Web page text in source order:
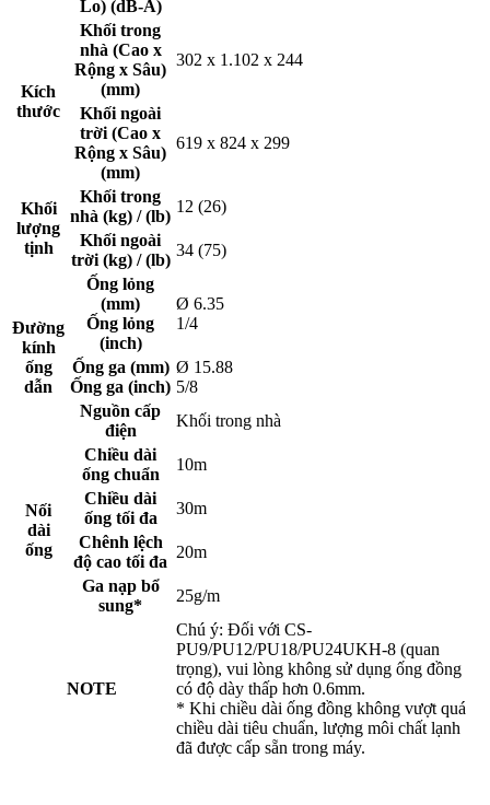
Lo) (dB-A)
Kích
thước
Khối trong
nhà (Cao x
Rộng x Sâu)
(mm)
302 x 1.102 x 244
Khối ngoài
trời (Cao x
Rộng x Sâu)
(mm)
619 x 824 x 299
Khối
lượng
tịnh
Khối trong
nhà (kg) / (lb)
12 (26)
Khối ngoài
trời (kg) / (lb)
34 (75)
Đường
kính
ống
dẫn
Ống lỏng
(mm)
Ống lỏng
(inch)
Ø 6.35
1/4
Ống ga (mm)
Ống ga (inch)
Ø 15.88
5/8
Nguồn cấp
điện
Khối trong nhà
Nối
dài
ống
Chiều dài
ống chuẩn
10m
Chiều dài
ống tối đa
30m
Chênh lệch
độ cao tối đa
20m
Ga nạp bổ
sung*
25g/m
NOTE
Chú ý: Đối với CS-
PU9/PU12/PU18/PU24UKH-8 (quan
trọng), vui lòng không sử dụng ống đồng
có độ dày thấp hơn 0.6mm.
* Khi chiều dài ống đồng không vượt quá
chiều dài tiêu chuẩn, lượng môi chất lạnh
đã được cấp sẵn trong máy.